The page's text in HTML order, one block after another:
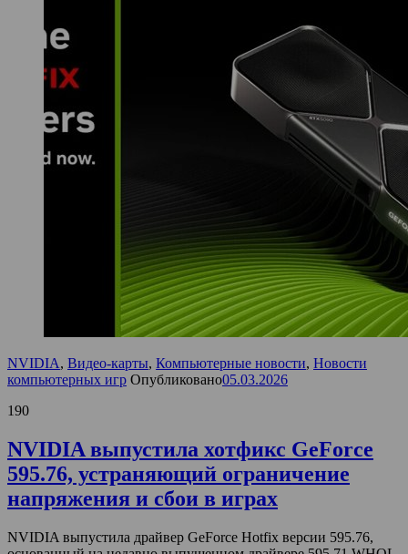
NVIDIA, Видео-карты, Компьютерные новости, Новости
компьютерных игр Опубликовано05.03.2026
190
NVIDIA выпустила хотфикс GeForce
595.76, устраняющий ограничение
напряжения и сбои в играх
NVIDIA выпустила драйвер GeForce Hotfix версии 595.76,